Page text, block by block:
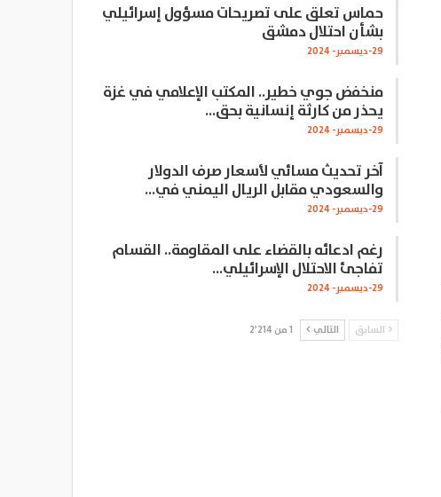
حماس تعلق على تصريحات مسؤول إسرائيلي
بشأن احتلال دمشق
29-ديسمبر- 2024
منخفض جوي خطير.. المكتب الإعلامي في غزة
يحذر من كارثة إنسانية بحق…
29-ديسمبر- 2024
آخر تحديث مسائي لأسعار صرف الدولار
والسعودي مقابل الريال اليمني في…
29-ديسمبر- 2024
رغم ادعائه بالقضاء على المقاومة.. القسام
تفاجئ الاحتلال الإسرائيلي…
29-ديسمبر- 2024
السابق التالي 1 من 2٬214